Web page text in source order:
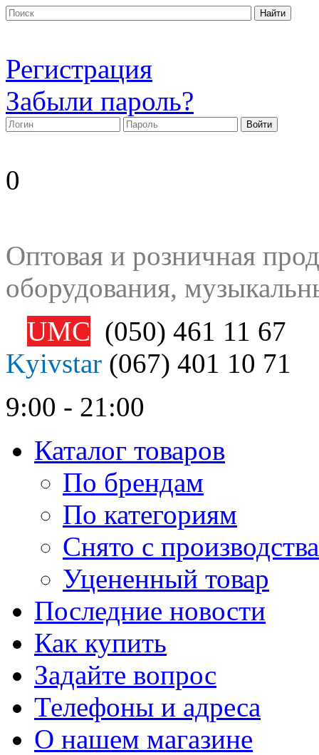
Регистрация
Забыли пароль?
0
Оптовая и розничная
оборудования,
UMC (050) 461 11 67
Kyivstar (067) 401 10 71
9:00 - 21:00
Каталог товаров
По брендам
По категориям
Снято с производства
Уцененный товар
Последние новости
Как купить
Задайте вопрос
Телефоны и адреса
О нашем магазине